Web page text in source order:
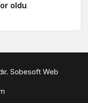
oldu
Sobesoft Web